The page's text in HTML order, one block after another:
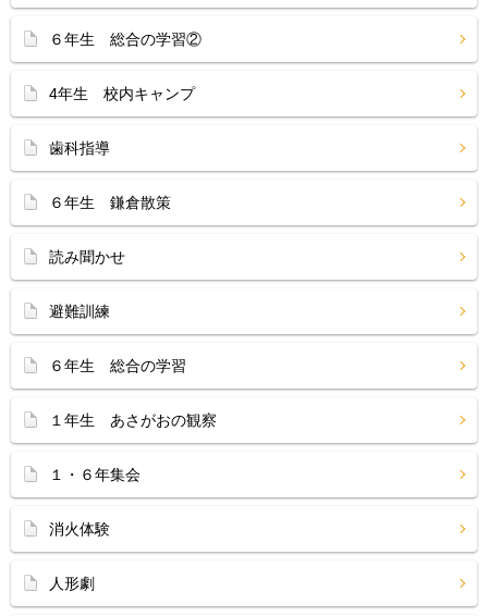
６年生 総合の学習②
4年生 校内キャンプ
歯科指導
６年生 鎌倉散策
読み聞かせ
避難訓練
６年生 総合の学習
１年生 あさがおの観察
１・６年集会
消火体験
人形劇